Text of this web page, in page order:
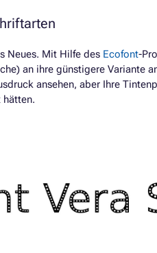
Neues. Mit Hilfe des Ecofont-
an ihre günstigere Variante
ansehen, aber Ihre
hätten.